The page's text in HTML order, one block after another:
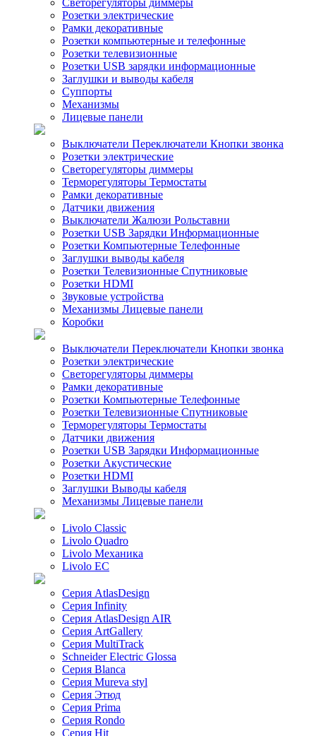
Светорегуляторы диммеры
Розетки электрические
Рамки декоративные
Розетки компьютерные и телефонные
Розетки телевизионные
Розетки USB зарядки информационные
Заглушки и выводы кабеля
Суппорты
Механизмы
Лицевые панели
Выключатели Переключатели Кнопки звонка
Розетки электрические
Светорегуляторы диммеры
Терморегуляторы Термостаты
Рамки декоративные
Датчики движения
Выключатели Жалюзи Рольставни
Розетки USB Зарядки Информационные
Розетки Компьютерные Телефонные
Заглушки выводы кабеля
Розетки Телевизионные Спутниковые
Розетки HDMI
Звуковые устройства
Механизмы Лицевые панели
Коробки
Выключатели Переключатели Кнопки звонка
Розетки электрические
Светорегуляторы диммеры
Рамки декоративные
Розетки Компьютерные Телефонные
Розетки Телевизионные Спутниковые
Терморегуляторы Термостаты
Датчики движения
Розетки USB Зарядки Информационные
Розетки Акустические
Розетки HDMI
Заглушки Выводы кабеля
Механизмы Лицевые панели
Livolo Classic
Livolo Quadro
Livolo Механика
Livolo EC
Серия AtlasDesign
Серия Infinity
Серия AtlasDesign AIR
Серия ArtGallery
Серия MultiTrack
Schneider Electric Glossa
Серия Blanca
Серия Mureva styl
Серия Этюд
Серия Prima
Серия Rondo
Серия Hit